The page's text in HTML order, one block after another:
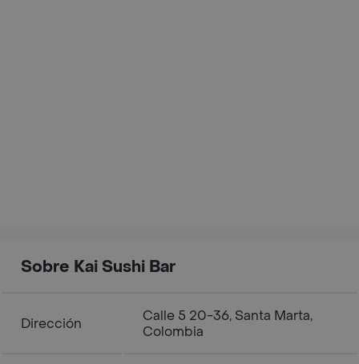
Sobre Kai Sushi Bar
Dirección
Calle 5 20-36, Santa Marta,
Colombia